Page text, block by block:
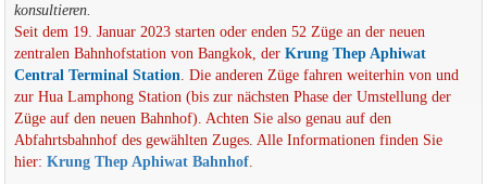
konsultieren.
Seit dem 19. Januar 2023 starten oder enden 52 Züge an der neuen
zentralen Bahnhofstation von Bangkok, der Krung Thep Aphiwat
Central Terminal Station. Die anderen Züge fahren weiterhin von und
zur Hua Lamphong Station (bis zur nächsten Phase der Umstellung der
Züge auf den neuen Bahnhof). Achten Sie also genau auf den
Abfahrtsbahnhof des gewählten Zuges. Alle Informationen finden Sie
hier: Krung Thep Aphiwat Bahnhof.